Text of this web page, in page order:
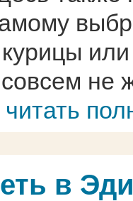
или
не
читать
в